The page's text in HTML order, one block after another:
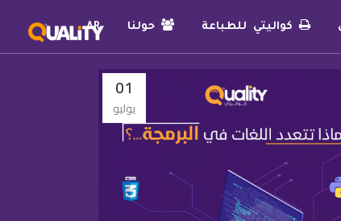
كواليتي للطباعة حولنا AR
01
يوليو